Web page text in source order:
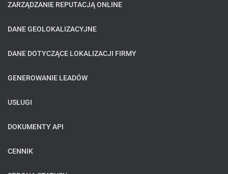
ZARZĄDZANIE REPUTACJĄ ONLINE
DANE GEOLOKALIZACYJNE
DANE DOTYCZĄCE LOKALIZACJI FIRMY
GENEROWANIE LEADÓW
USŁUGI
DOKUMENTY API
CENNIK